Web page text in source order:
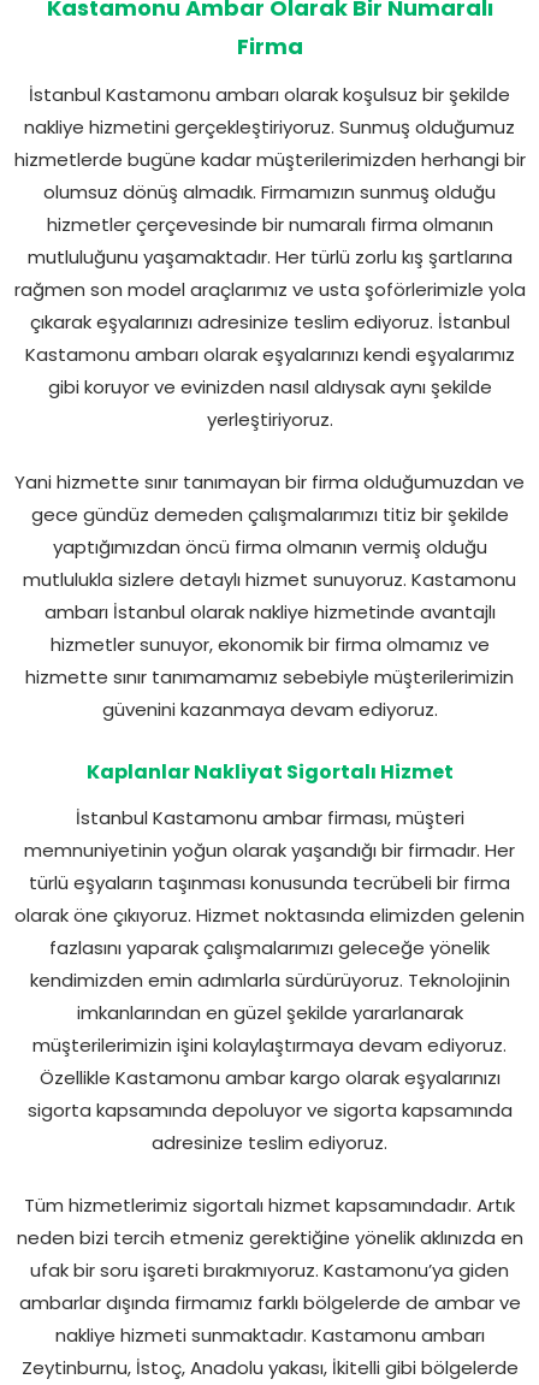
Kastamonu Ambar Olarak Bir Numaralı
Firma
İstanbul Kastamonu ambarı olarak koşulsuz bir şekilde
nakliye hizmetini gerçekleştiriyoruz. Sunmuş olduğumuz
hizmetlerde bugüne kadar müşterilerimizden herhangi bir
olumsuz dönüş almadık. Firmamızın sunmuş olduğu
hizmetler çerçevesinde bir numaralı firma olmanın
mutluluğunu yaşamaktadır. Her türlü zorlu kış şartlarına
rağmen son model araçlarımız ve usta şoförlerimizle yola
çıkarak eşyalarınızı adresinize teslim ediyoruz. İstanbul
Kastamonu ambarı olarak eşyalarınızı kendi eşyalarımız
gibi koruyor ve evinizden nasıl aldıysak aynı şekilde
yerleştiriyoruz.
Yani hizmette sınır tanımayan bir firma olduğumuzdan ve
gece gündüz demeden çalışmalarımızı titiz bir şekilde
yaptığımızdan öncü firma olmanın vermiş olduğu
mutlulukla sizlere detaylı hizmet sunuyoruz. Kastamonu
ambarı İstanbul olarak nakliye hizmetinde avantajlı
hizmetler sunuyor, ekonomik bir firma olmamız ve
hizmette sınır tanımamamız sebebiyle müşterilerimizin
güvenini kazanmaya devam ediyoruz.
Kaplanlar Nakliyat Sigortalı Hizmet
İstanbul Kastamonu ambar firması, müşteri
memnuniyetinin yoğun olarak yaşandığı bir firmadır. Her
türlü eşyaların taşınması konusunda tecrübeli bir firma
olarak öne çıkıyoruz. Hizmet noktasında elimizden gelenin
fazlasını yaparak çalışmalarımızı geleceğe yönelik
kendimizden emin adımlarla sürdürüyoruz. Teknolojinin
imkanlarından en güzel şekilde yararlanarak
müşterilerimizin işini kolaylaştırmaya devam ediyoruz.
Özellikle Kastamonu ambar kargo olarak eşyalarınızı
sigorta kapsamında depoluyor ve sigorta kapsamında
adresinize teslim ediyoruz.
Tüm hizmetlerimiz sigortalı hizmet kapsamındadır. Artık
neden bizi tercih etmeniz gerektiğine yönelik aklınızda en
ufak bir soru işareti bırakmıyoruz. Kastamonu’ya giden
ambarlar dışında firmamız farklı bölgelerde de ambar ve
nakliye hizmeti sunmaktadır. Kastamonu ambarı
Zeytinburnu, İstoç, Anadolu yakası, İkitelli gibi bölgelerde